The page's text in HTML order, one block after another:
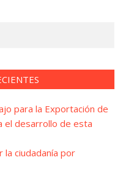
para la Exportación de
el desarrollo de esta
la ciudadanía por